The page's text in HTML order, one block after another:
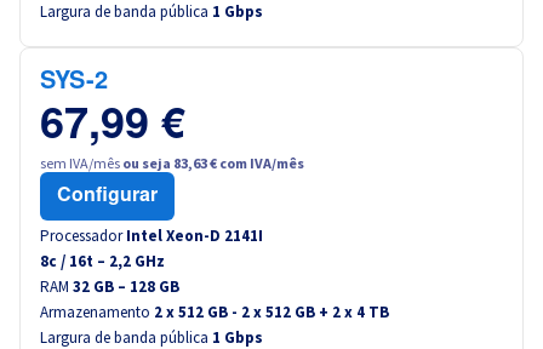
Largura de banda pública 1 Gbps
SYS-2
67,99 €
sem IVA/mês ou seja 83,63 € com IVA/mês
Configurar
Processador Intel Xeon-D 2141I
8c / 16t – 2,2 GHz
RAM 32 GB – 128 GB
Armazenamento 2 x 512 GB - 2 x 512 GB + 2 x 4 TB
Largura de banda pública 1 Gbps